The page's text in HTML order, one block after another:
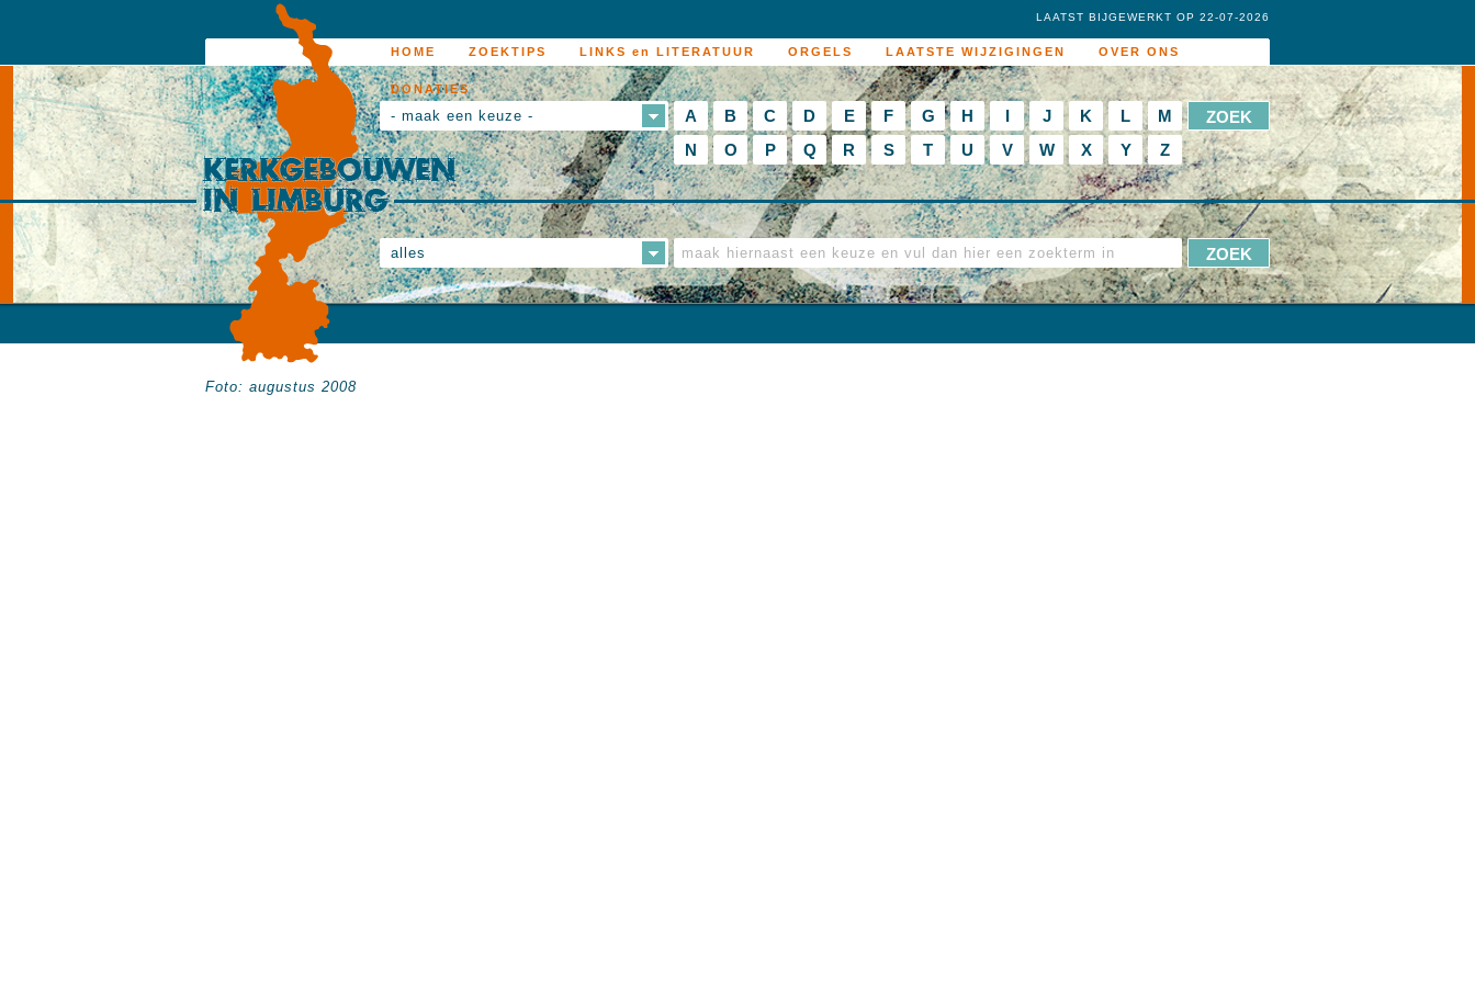
HOME ZOEKTIPS LINKS en LITERATUUR ORGELS LAATSTE WIJZIGINGEN OVER ONS
DONATIES
LAATST BIJGEWERKT OP 22-07-2026
- maak een keuze - A B C D E F G H I J K L
M
N
O P Q R S T U V W X Y Z
alles
Foto: augustus 2008